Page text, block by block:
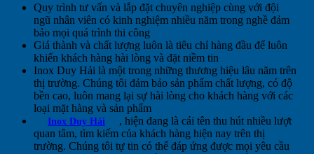
Quy trình tư vấn và lắp đặt chuyên nghiệp cùng với đội
ngũ nhân viên có kinh nghiệm nhiều năm trong nghề đảm
bảo mọi quá trình thi công
Giá thành và chất lượng luôn là tiêu chí hàng đầu để luôn
khiến khách hàng hài lòng và đặt niềm tin
Inox Duy Hải là một trong những thương hiệu lâu năm trên
thị trường. Chúng tôi đảm bảo sản phẩm chất lượng, có độ
bền cao, luôn mang lại sự hài lòng cho khách hàng với các
loại mặt hàng và sản phẩm
Inox Duy Hải
, hiện đang là cái tên thu hút nhiều lượt
quan tâm, tìm kiếm của khách hàng hiện nay trên thị
trường. Chúng tôi tự tin có thể đáp ứng được mọi yêu cầu